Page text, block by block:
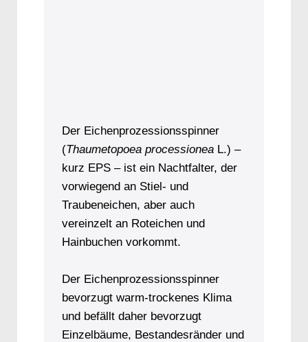
Der Eichenprozessionsspinner
(Thaumetopoea processioneaL.) –
kurz EPS – ist ein Nachtfalter, der
vorwiegend an Stiel- und
Traubeneichen, aber auch
vereinzelt an Roteichen und
Hainbuchen vorkommt.
Der Eichenprozessionsspinner
bevorzugt warm-trockenes Klima
und befällt daher bevorzugt
Einzelbäume, Bestandesränder und